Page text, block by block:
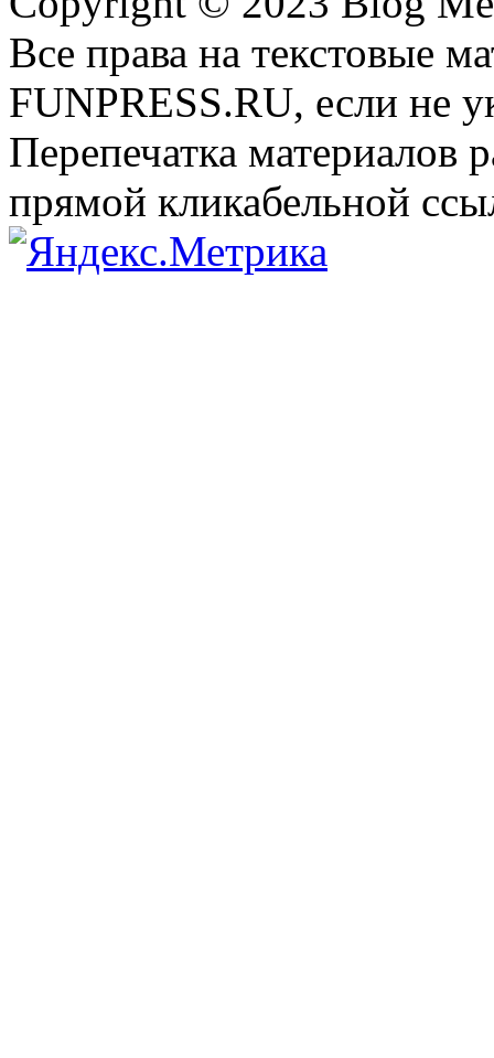
Все права на текстовые
FUNPRESS.RU, если не
Перепечатка материалов
прямой кликабельной